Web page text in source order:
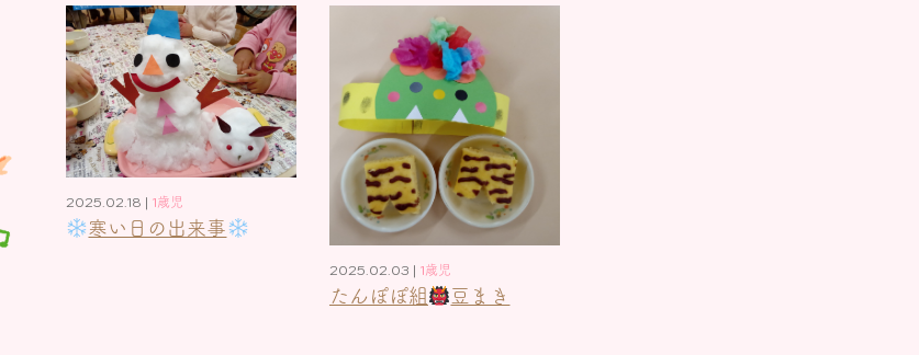
2025.02.18 | 1歳児
寒い日の出来事
2025.02.03 | 1歳児
たんぽぽ組 豆まき